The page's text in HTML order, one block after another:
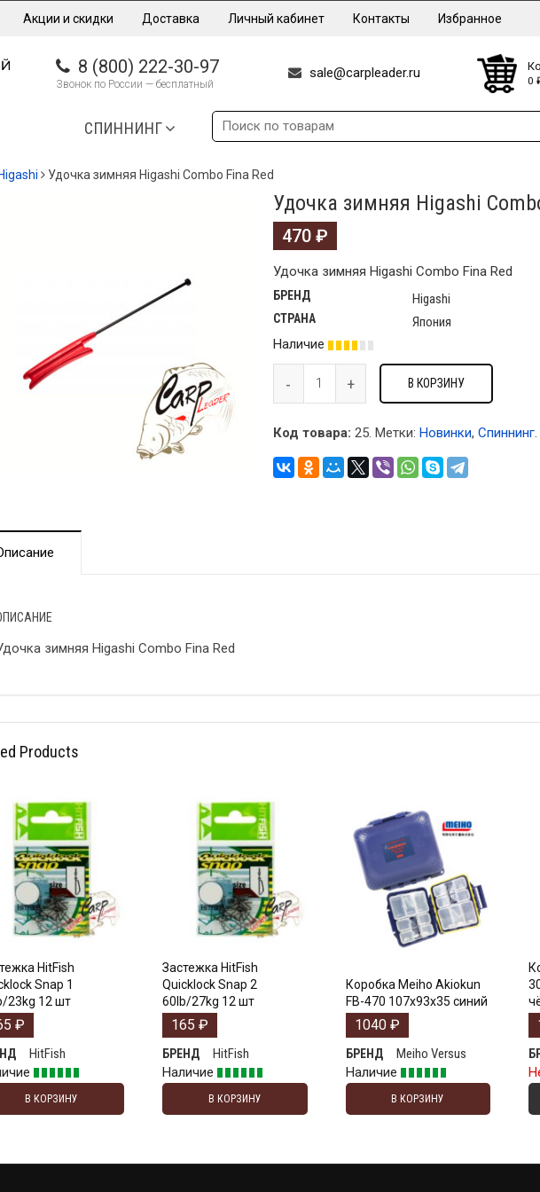
Акции и скидки Доставка Личный кабинет Контакты Избранное
8 (800) 222-30-97
Звонок по России — бесплатный
sale@carpleader.ru 0
СПИННИНГ
Удочка зимняя Higashi Combo Fina Red
Удочка зимняя Higashi
470 ₽
Удочка зимняя Higashi Combo Fina Red
БРЕНД Higashi
СТРАНА
Япония
Наличие
В КОРЗИНУ
Код товара: 25. Метки: Новинки, Спиннинг.
зимняя Higashi Combo Fina Red
Products
HitFish
Snap 1
23kg 12 шт
₽
HitFish
В КОРЗИНУ
Застежка HitFish
Quicklock Snap 2
60lb/27kg 12 шт
165 ₽
БРЕНД
HitFish
Наличие
В КОРЗИНУ
Коробка Meiho Akiokun
FB-470 107x93x35 синий
1040 ₽
БРЕНД
Meiho Versus
Наличие
В КОРЗИНУ